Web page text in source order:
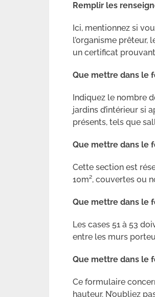
Remplir les
Ici, mentionnez si
l’organisme prêteur,
un certificat
Que mettre dans le
Indiquez le nombre
jardins d’intérieur si
présents, tels que
Que mettre dans le
Cette section est
10m², couvertes ou
Que mettre dans le
Les cases 51 à 53
entre les murs
Que mettre dans le
Ce formulaire
hauteur. N’oubliez